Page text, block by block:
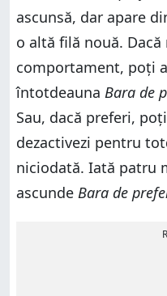
ascunsă, dar apare
o altă filă nouă.
comportament, poți
întotdeauna Bara de
Sau, dacă preferi,
dezactivezi pentru
niciodată. Iată patru
ascunde Bara de